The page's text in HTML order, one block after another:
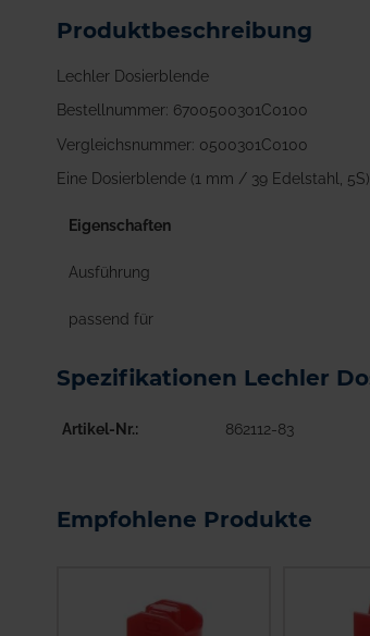
springen
Produktbeschreibung
Lechler Dosierblende
Bestellnummer: 6700500301C0100
Vergleichsnummer: 0500301C0100
Eine Dosierblende (1 mm / 39 Edelstahl,
Eigenschaften
Ausführung
passend für
Spezifikationen Lechler
Artikel-Nr. 862112-83
Empfohlene Produkte